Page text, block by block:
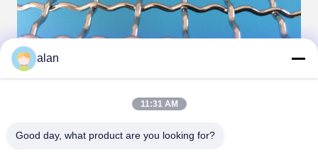
alan
11:31 AM
Good day, what product are you looking for?